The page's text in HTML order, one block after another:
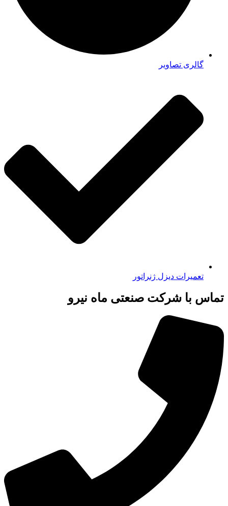
گالری تصاویر
تعمیرات دیزل ژنراتور
تماس با شرکت صنعتی ماه نیرو